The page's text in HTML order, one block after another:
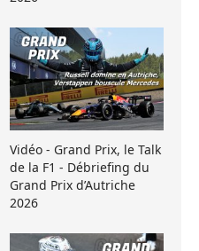
Vidéo - Grand Prix, le Talk
de la F1 - Débriefing du
Grand Prix d’Autriche
2026